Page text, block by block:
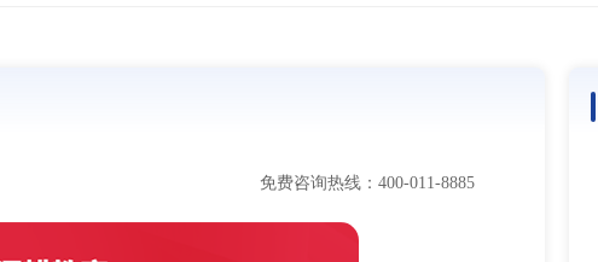
免费咨询热线：400-011-8885